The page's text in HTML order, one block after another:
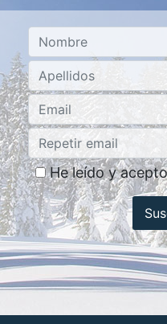
He leído y